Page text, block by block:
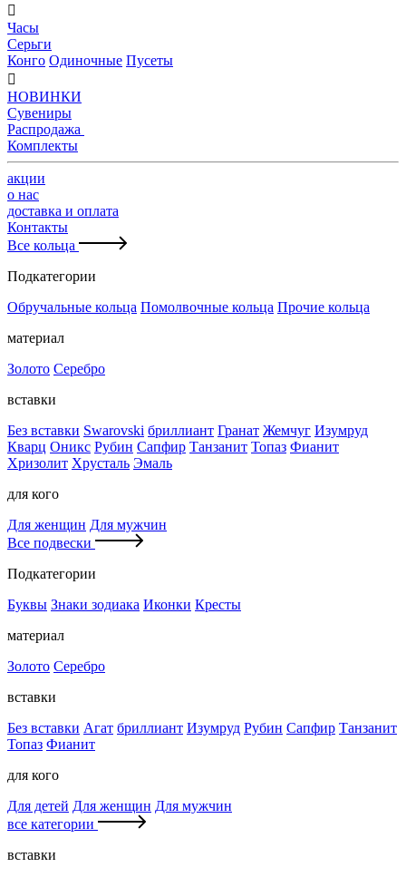

Часы
Серьги
Конго Одиночные Пусеты

НОВИНКИ
Сувениры
Распродажа
Комплекты
акции
о нас
доставка и оплата
Контакты
Все кольца
Подкатегории
Обручальные кольца Помолвочные кольца Прочие кольца
материал
Золото Серебро
вставки
Без вставки Swarovski бриллиант Гранат Жемчуг Изумруд
Кварц Оникс Рубин Сапфир Танзанит Топаз Фианит
Хризолит Хрусталь Эмаль
для кого
Для женщин Для мужчин
Все подвески
Подкатегории
Буквы Знаки зодиака Иконки Кресты
материал
Золото Серебро
вставки
Без вставки Агат бриллиант Изумруд Рубин Сапфир Танзанит
Топаз Фианит
для кого
Для детей Для женщин Для мужчин
все категории
вставки